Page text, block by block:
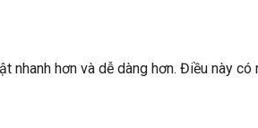
nhanh hơn và dễ dàng hơn. Điều này